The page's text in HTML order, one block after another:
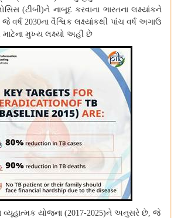
(ટીબી)ને નાબૂદ કરવાના ભારતના લક્ષ્યાંકને
જે વર્ષ 2030ના વૈશ્વિક લક્ષ્યાંકથી પાંચ વર્ષ અગાઉ
માટેના મુખ્ય લક્ષ્યો અહીં છે
વ્યૂહાત્મક યોજના (2017-2025)ને અનુસરે છે જે